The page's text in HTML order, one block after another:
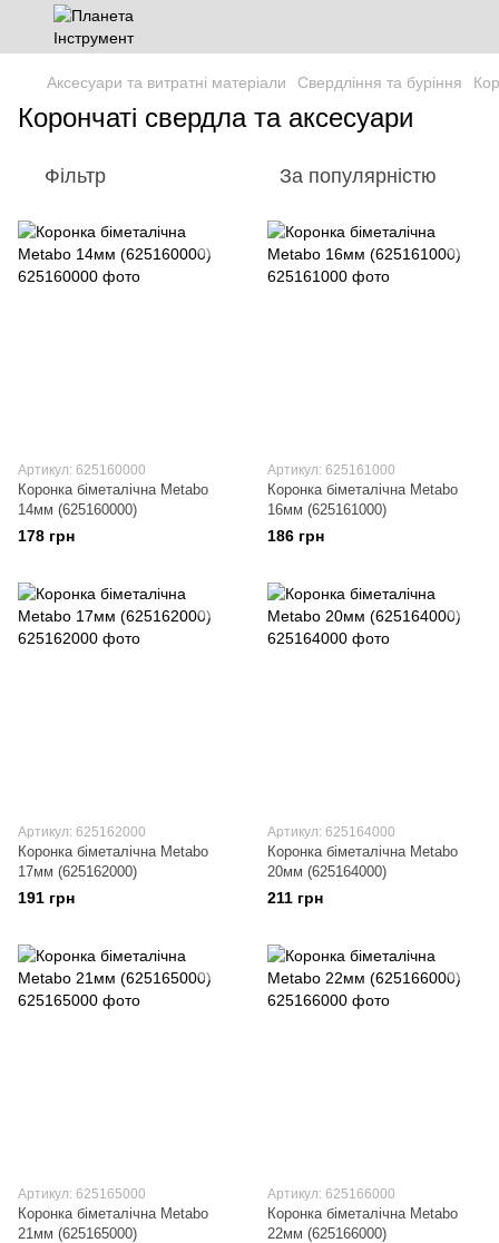
Аксесуари та витратні матеріали Свердління та буріння
Корончаті свердла та аксесуари
Фільтр За популярністю
Артикул: 625160000
Коронка біметалічна Metabo
14мм (625160000)
178 грн
Артикул: 625161000
Коронка біметалічна Metabo
16мм (625161000)
186 грн
Артикул: 625162000
Коронка біметалічна Metabo
17мм (625162000)
191 грн
Артикул: 625164000
Коронка біметалічна Metabo
20мм (625164000)
211 грн
Артикул: 625165000
Коронка біметалічна Metabo
21мм (625165000)
Артикул: 625166000
Коронка біметалічна Metabo
22мм (625166000)